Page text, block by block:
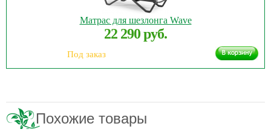
Матрас для шезлонга Wave
22 290 руб.
Под заказ
Похожие товары